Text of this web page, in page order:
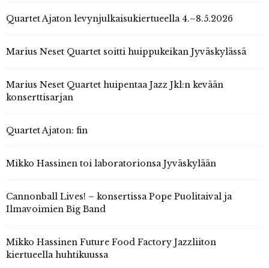
Quartet Ajaton levynjulkaisukiertueella 4.–8.5.2026
Marius Neset Quartet soitti huippukeikan Jyväskylässä
Marius Neset Quartet huipentaa Jazz Jkl:n kevään
konserttisarjan
Quartet Ajaton: fin
Mikko Hassinen toi laboratorionsa Jyväskylään
Cannonball Lives! – konsertissa Pope Puolitaival ja
Ilmavoimien Big Band
Mikko Hassinen Future Food Factory Jazzliiton
kiertueella huhtikuussa